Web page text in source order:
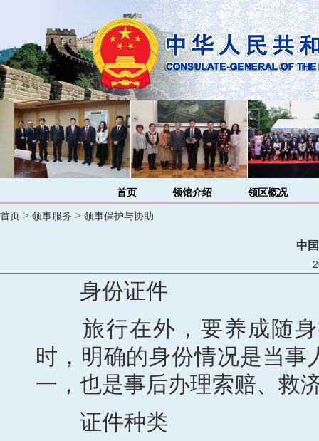
首页 领馆介绍 领区概况
首页 > 领事服务 > 领事保护与协助
中
身份证件
旅行在外，要养成随身
时，明确的身份情况是当
一，也是事后办理索赔、救
证件种类